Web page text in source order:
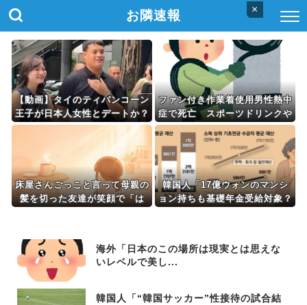
×
お隣速報
【動画】タイのティパンコーン
王子が日本人女性とデートか？
ファン付き作業着使用男性熱中
症で死亡 スポーツドリンクや
ゼリー飲料持参も
床屋さんごっこと言って母親の
髪を切った友達が笑顔で「は
韓国人「17億ウォンのマンシ
ョン持ちも基礎年金受給対象？
海外「日本のこの場所は現実とは思えな
いレベルで美し...
韓国人「“韓国サッカー”性接待の試合結